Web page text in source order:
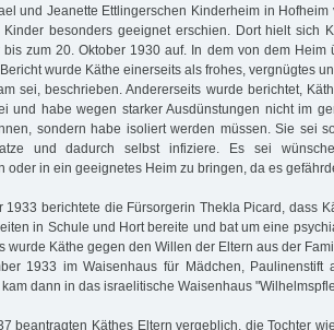
und Jeanette Ettlingerschen Kinderheim in Hofheim
Kinder besonders geeignet erschien. Dort hielt sich
bis zum 20. Oktober 1930 auf. In dem von dem Heim
wurde Käthe einerseits als frohes, vergnügtes
sei, beschrieben. Andererseits wurde berichtet,
und habe wegen starker Ausdünstungen nicht im
sondern habe isoliert werden müssen. Sie sei
und dadurch selbst infiziere. Es sei
oder in ein geeignetes Heim zu bringen, da es
1933 berichtete die Fürsorgerin Thekla Picard, dass
in Schule und Hort bereite und bat um eine
wurde Käthe gegen den Willen der Eltern aus der
1933 im Waisenhaus für Mädchen, Paulinenstift
dann in das israelitische Waisenhaus
beantragten Käthes Eltern vergeblich, die Tochter